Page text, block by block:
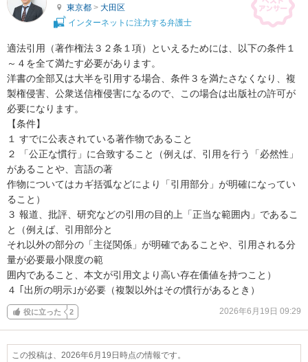
東京都 > 大田区
インターネットに注力する弁護士
適法引用（著作権法３２条１項）といえるためには、以下の条件１
～４を全て満たす必要があります。
洋書の全部又は大半を引用する場合、条件３を満たさなくなり、複
製権侵害、公衆送信権侵害になるので、この場合は出版社の許可が
必要になります。
【条件】
１ すでに公表されている著作物であること
２ 「公正な慣行」に合致すること（例えば、引用を行う「必然性」
があることや、言語の著
作物についてはカギ括弧などにより「引用部分」が明確になってい
ること）
３ 報道、批評、研究などの引用の目的上「正当な範囲内」であるこ
と（例えば、引用部分と
それ以外の部分の「主従関係」が明確であることや、引用される分
量が必要最小限度の範
囲内であること、本文が引用文より高い存在価値を持つこと）
４ ｢出所の明示｣が必要（複製以外はその慣行があるとき）
役に立った 2 2026年6月19日 09:29
この投稿は、2026年6月19日時点の情報です。